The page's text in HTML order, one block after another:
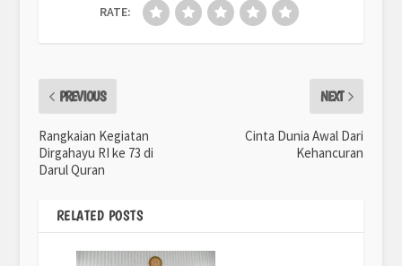
RATE:
PREVIOUS
Rangkaian Kegiatan
Dirgahayu RI ke 73 di
Darul Quran
NEXT
Cinta Dunia Awal Dari
Kehancuran
RELATED POSTS